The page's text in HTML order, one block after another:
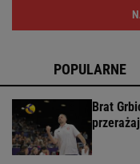
POPULARNE
Brat